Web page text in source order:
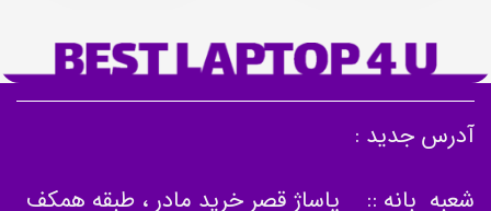
آدرس جدید :
شعبه بانه :: پاساژ قصر خرید مادر ، طبقه همکف